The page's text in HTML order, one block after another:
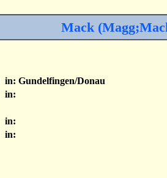
Mack
in: Gundelfingen/Donau
in:
in:
in: